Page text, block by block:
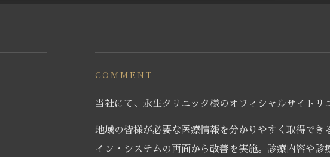
COMMENT
当社にて、永生クリニック様のオフィシャルサイトリ
地域の皆様が必要な医療情報を分かりやすく取得で
イン・システムの両面から改善を実施。診療内容や